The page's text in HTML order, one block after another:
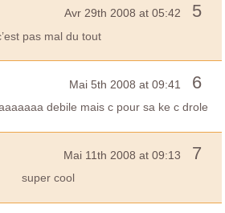
Avr 29th 2008 at 05:42 5
pas mal du tout
Mai 5th 2008 at 09:41 6
debile mais c pour sa ke c drole
Mai 11th 2008 at 09:13 7
super cool